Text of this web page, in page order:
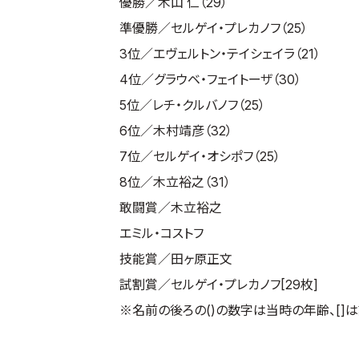
準優勝／セルゲイ・プレカノフ（25）
3位／エヴェルトン・テイシェイラ（21）
4位／グラウベ・フェイトーザ（30）
5位／レチ・クルバノフ（25）
6位／木村靖彦（32）
7位／セルゲイ・オシポフ（25）
8位／木立裕之（31）
敢闘賞／木立裕之
エミル・コストフ
技能賞／田ヶ原正文
試割賞／セルゲイ・プレカノフ[29枚]
※名前の後ろの()の数字は当時の年齢、[]